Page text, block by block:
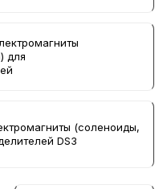
для
(соленоиды,
DS3